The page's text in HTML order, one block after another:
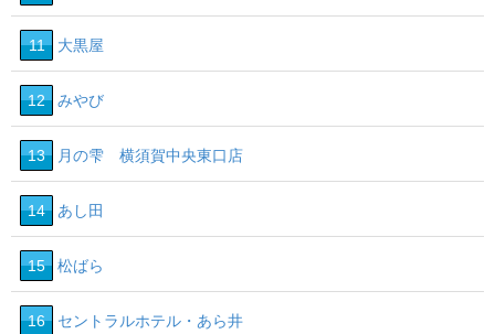
11 大黒屋
12 みやび
13 月の雫 横須賀中央東口店
14 あし田
15 松ばら
16 セントラルホテル・あら井